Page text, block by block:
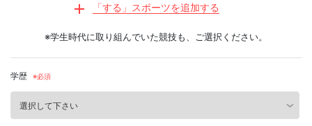
「する」スポーツを追加する
※学生時代に取り組んでいた競技も、ご選択ください。
学歴